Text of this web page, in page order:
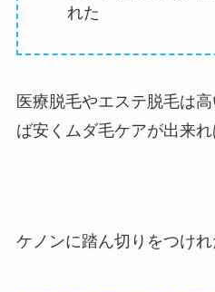
れた
医療脱毛やエステ脱毛は
ば安くムダ毛ケアが出来れ
ケノンに踏ん切りをつけれ